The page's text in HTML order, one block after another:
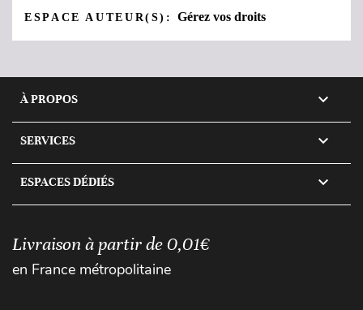
ESPACE AUTEUR(S):Gérez vos droits
À PROPOS 
SERVICES 
ESPACES DÉDIÉS 
Livraison à partir de 0,01€
en France métropolitaine